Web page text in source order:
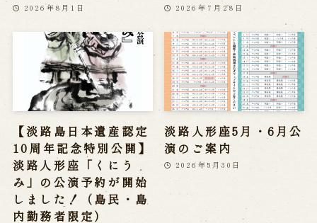
2026年8月1日 2026年7月28日
【淡路島日本遺産認定
10周年記念特別公開】
淡路人形座「くにう
み」の公演予約が開始
しました！（島民・島
内勤務者限定）
淡路人形座5月・6月公
演のご案内
2026年5月30日